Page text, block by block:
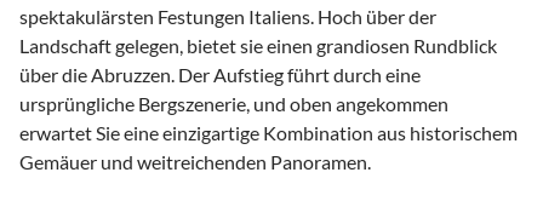
spektakulärsten Festungen Italiens. Hoch über der
Landschaft gelegen, bietet sie einen grandiosen Rundblick
über die Abruzzen. Der Aufstieg führt durch eine
ursprüngliche Bergszenerie, und oben angekommen
erwartet Sie eine einzigartige Kombination aus historischem
Gemäuer und weitreichenden Panoramen.